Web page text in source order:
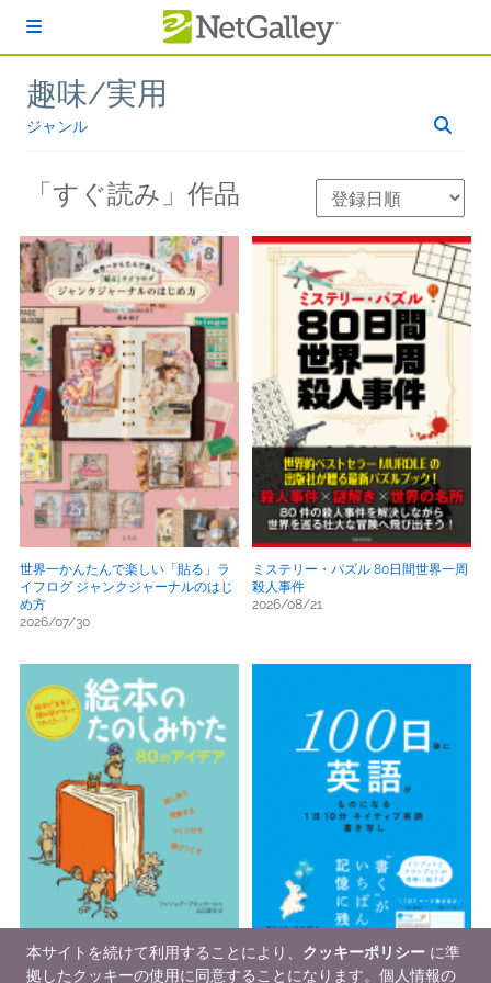
趣味/実用
ジャンル
「すぐ読み」作品
世界一かんたんで楽しい「貼る」ラ
イフログ ジャンクジャーナルのはじ
め方
2026/07/30
ミステリー・パズル 80日間世界一周
殺人事件
2026/08/21
本サイトを続けて利用することにより、 クッキーポリシー に準
拠したクッキーの使用に同意することになります。個人情報の